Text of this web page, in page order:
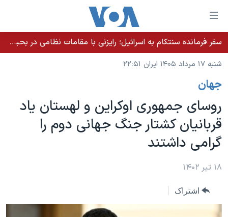
لینکهای
قابل
دسترسی
جهش
محتوای
اصلی
جهش
به
صفحه
جهش
خانه
نسخه سبک وب‌سایت
موضوع ها
ایران
آمریکا
جهان
ورزشی
برنامه های تلویزیونی
جدول برنامه ها
صفحه‌های ویژه
جام جهانی ۲۰۲۶
فرکانس‌های صدای آمریکا
پخش رادیویی
یادگیری زبان انگلیسی
سفر فرمانده سنتکام به اسرائیل؛ رایزنی با مقامات نظامی در بحبوحه تلاش‌ها برای توافق با جمهوری اسلامی
شنبه ۱۷ مرداد ۱۴۰۵ ایران ۲۲:۵۱
جهان
روسای جمهوری اوکراین و لهستان یاد
قربانیان کشتار جنگ جهانی دوم را
گرامی داشتند
۱۸ تیر ۱۴۰۲
اشتراک